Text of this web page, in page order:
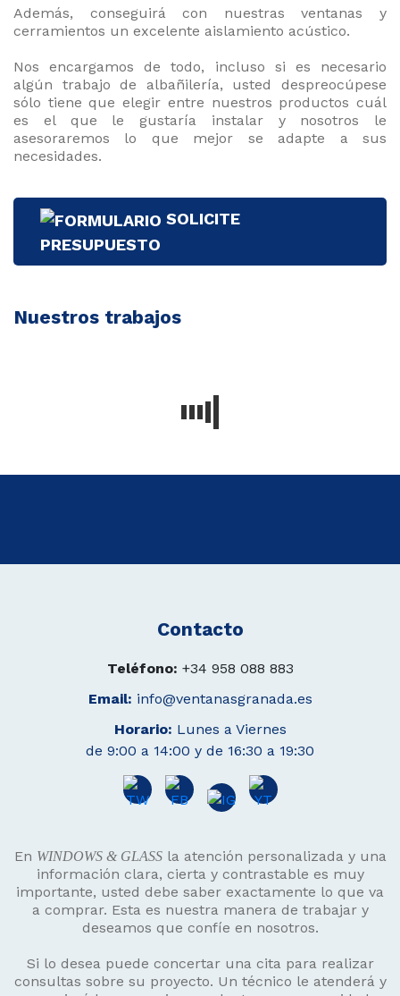
Además, conseguirá con nuestras ventanas y
cerramientos un excelente aislamiento acústico.
Nos encargamos de todo, incluso si es necesario
algún trabajo de albañilería, usted despreocúpese
sólo tiene que elegir entre nuestros productos cuál
es el que le gustaría instalar y nosotros le
asesoraremos lo que mejor se adapte a sus
necesidades.
SOLICITE
PRESUPUESTO
Nuestros trabajos
Contacto
Teléfono: +34 958 088 883
Email: info@ventanasgranada.es
Horario: Lunes a Viernes
de 9:00 a 14:00 y de 16:30 a 19:30
En WINDOWS & GLASSla atención personalizada y una
información clara, cierta y contrastable es muy
importante, usted debe saber exactamente lo que va
a comprar. Esta es nuestra manera de trabajar y
deseamos que confíe en nosotros.
Si lo desea puede concertar una cita para realizar
consultas sobre su proyecto. Un técnico le atenderá y